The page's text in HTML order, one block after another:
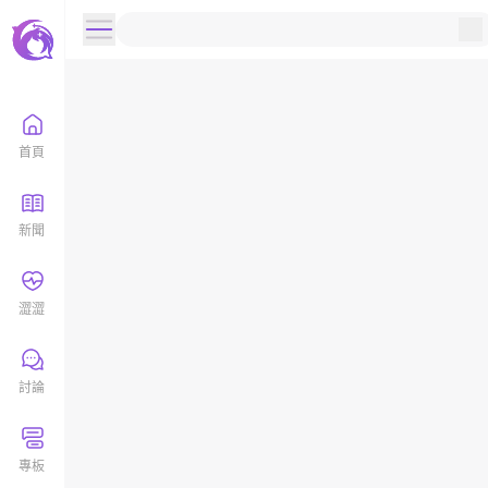
首頁
新聞
澀澀
討論
專板